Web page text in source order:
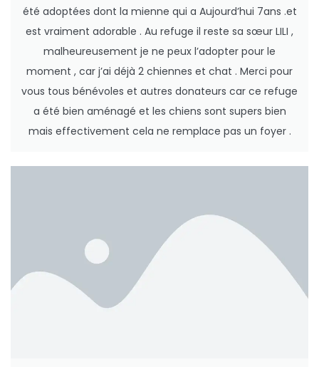
été adoptées dont la mienne qui a Aujourd’hui 7ans .et
est vraiment adorable . Au refuge il reste sa sœur LILI ,
malheureusement je ne peux l’adopter pour le
moment , car j’ai déjà 2 chiennes et chat . Merci pour
vous tous bénévoles et autres donateurs car ce refuge
a été bien aménagé et les chiens sont supers bien
mais effectivement cela ne remplace pas un foyer .